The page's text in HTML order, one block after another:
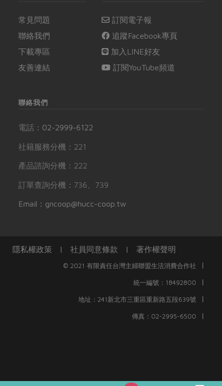
常見問題
聯絡我們
下載專區
友善連結
訂閱電子報
追蹤Facebook專頁
加入LINE好友
訂閱YouTube頻道
聯絡我們
電話： 02-2999-6122
社籍服務分機：221
產品諮詢分機：222
訂單查詢分機：736、739
Email：gncoop@hucc-coop.tw
隱私權政策 | 社員同意條款 | 著作權聲明
© 2021 有限責任台灣主婦聯盟生活消費合作社 |
統一編號：18492800 |
地址：241新北市三重區重新路五段639號 |
傳真：02-2995-6500 |